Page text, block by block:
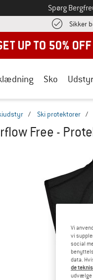
Spørg
Sikker
Sko Udstyr
/ Ski protektorer /
Free -
Vi
vi
social
data.
de
udvælge